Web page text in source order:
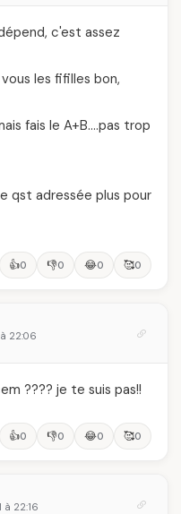
c'est assez
les fifilles bon,
fais le A+B….pas trop
qst adressée plus pour
👍0 👎0 😂0 🥰0
à 22:06
???? je te suis pas!!
👍0 👎0 😂0 🥰0
à 22:16